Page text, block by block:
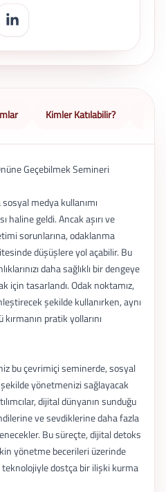
Kimler Katılabilir?
Geçebilmek Semineri
medya kullanımı
haline geldi. Ancak aşırı ve
sorunlarına, odaklanma
düşüşlere yol açabilir. Bu
daha sağlıklı bir dengeye
için tasarlandı. Odak noktamız,
şekilde kullanırken, aynı
kırmanın pratik yollarını
bu çevrimiçi seminerde, sosyal
şekilde yönetmenizi sağlayacak
dijital dünyanın sunduğu
ve sevdiklerine daha fazla
Bu süreçte, dijital detoks
yönetme becerileri üzerinde
teknolojiyle dostça bir ilişki kurma